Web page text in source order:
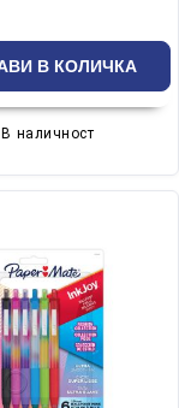
В наличност